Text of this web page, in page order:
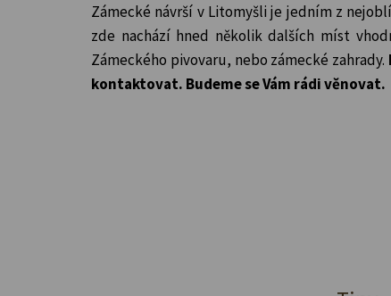
Zámecké návrší v Litomyšli je jedním z
zde nachází hned několik dalších míst
Zámeckého pivovaru, nebo zámecké zahrady.
kontaktovat. Budeme se Vám rádi věnovat.